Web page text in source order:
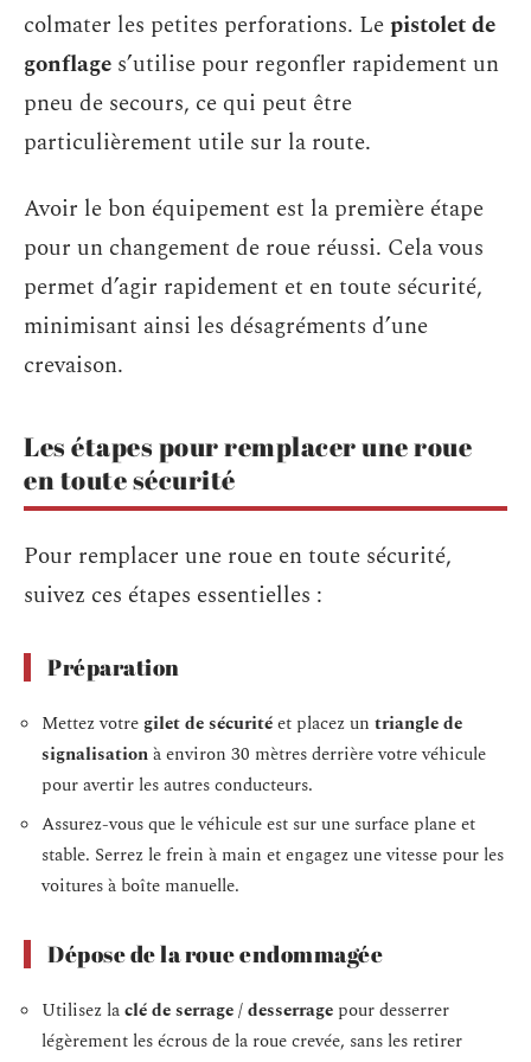
colmater les petites perforations. Lepistolet de
gonflage s’utilise pour regonfler rapidement un
pneu de secours, ce qui peut être
particulièrement utile sur la route.
Avoir le bon équipement est la première étape
pour un changement de roue réussi. Cela vous
permet d’agir rapidement et en toute sécurité,
minimisant ainsi les désagréments d’une
crevaison.
Les étapes pour remplacer une roue
en toute sécurité
Pour remplacer une roue en toute sécurité,
suivez ces étapes essentielles :
Préparation
Mettez votre gilet de sécuritéet placez un triangle de
signalisationà environ 30 mètres derrière votre véhicule
pour avertir les autres conducteurs.
Assurez-vous que le véhicule est sur une surface plane et
stable. Serrez le frein à main et engagez une vitesse pour les
voitures à boîte manuelle.
Dépose de la roue endommagée
Utilisez laclé de serrage / desserrage pour desserrer
légèrement les écrous de la roue crevée, sans les retirer